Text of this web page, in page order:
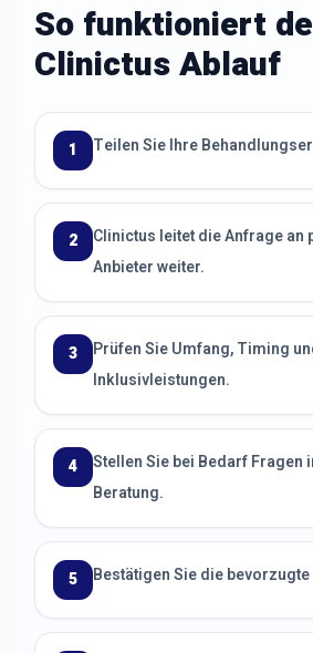
So funktioniert
Clinictus Ablauf
1 Teilen Sie Ihre
2
Clinictus leitet die Anfrage an
Anbieter weiter.
3
Prüfen Sie Umfang, Timing
Inklusivleistungen.
4
Stellen Sie bei Bedarf Fragen
Beratung.
5 Bestätigen Sie die